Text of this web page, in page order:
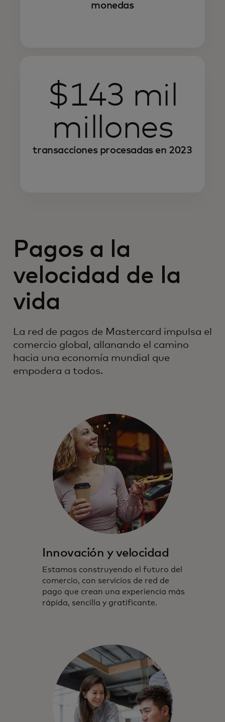
monedas
$143 mil
millones
transacciones procesadas en 2023
Pagos a la
velocidad de la
vida
La red de pagos de Mastercard impulsa el
comercio global, allanando el camino
hacia una economía mundial que
empodera a todos.
Innovación y velocidad
Estamos construyendo el futuro del
comercio, con servicios de red de
pago que crean una experiencia más
rápida, sencilla y gratificante.